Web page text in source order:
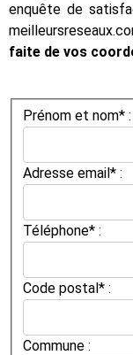
enquête de
faite de vos
Prénom et nom* :
Adresse email* :
Téléphone* :
Code postal* :
Commune :